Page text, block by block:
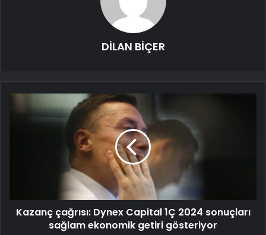
DİLAN BİÇER
Kazanç çağrısı: Dynex Capital 1Ç 2024 sonuçları
sağlam ekonomik getiri gösteriyor